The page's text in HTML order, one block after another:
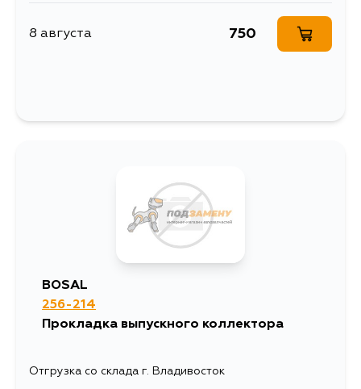
30 августа 1163
8 августа 750
BOSAL
256-214
Прокладка выпускного коллектора
Отгрузка со склада г. Владивосток